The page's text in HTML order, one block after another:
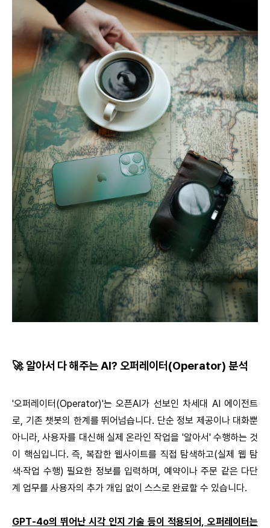
🚀 알아서 다 해주는 AI? 오퍼레이터(Operator) 분석
'오퍼레이터(Operator)'는 오픈AI가 선보인 차세대 AI 에이전트
로, 기존 챗봇의 한계를 뛰어넘습니다. 단순 정보 제공이나 대화뿐
아니라, 사용자를 대신해 실제 온라인 작업을 '알아서' 수행하는 것
이 핵심입니다. 즉, 복잡한 웹사이트를 직접 탐색하고(실제 웹 탐
색·작업 수행) 필요한 정보를 입력하며, 예약이나 주문 같은 다단
계 업무를 사용자의 추가 개입 없이 스스로 완료할 수 있습니다.
GPT-4o의 뛰어난 시각 인지 기술 등이 적용되어, 오퍼레이터는